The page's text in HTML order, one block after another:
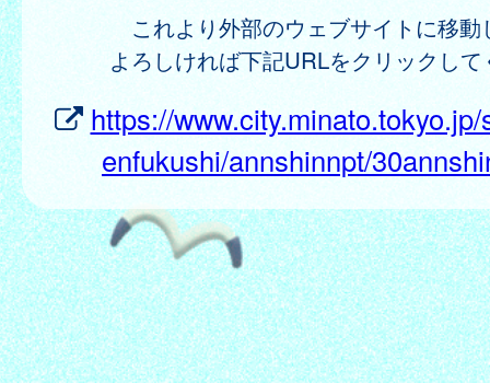
これより外部のウェブサイトに移動
よろしければ下記URLをクリックし
https://
enfukushi/annshinnpt/